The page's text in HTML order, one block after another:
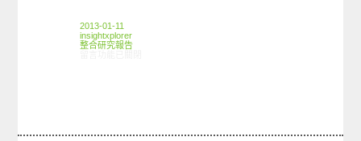
2013-01-11
insightxplorer
整合研究報告